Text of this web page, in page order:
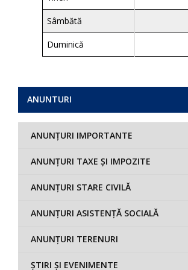
Sâmbătă
Duminică
ANUNTURI
ANUNȚURI IMPORTANTE
ANUNȚURI TAXE ȘI IMPOZITE
ANUNȚURI STARE CIVILĂ
ANUNȚURI ASISTENȚĂ SOCIALĂ
ANUNȚURI TERENURI
ȘTIRI ȘI EVENIMENTE